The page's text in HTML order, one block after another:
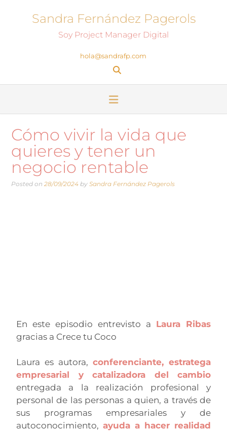
Sandra Fernández Pagerols
Soy Project Manager Digital
hola@sandrafp.com
Cómo vivir la vida que
quieres y tener un
negocio rentable
Posted on 28/09/2024 by Sandra Fernández Pagerols
En este episodio entrevisto a Laura Ribas
gracias a Crece tu Coco
Laura es autora, conferenciante, estratega
empresarial y catalizadora del cambio
entregada a la realización profesional y
personal de las personas a quien, a través de
sus programas empresariales y de
autoconocimiento, ayuda a hacer realidad